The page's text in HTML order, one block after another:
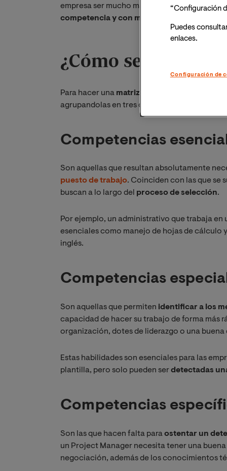
empresa ser mucho más eficiente y poder
competencia y con mayor calidad
¿Cómo se lleva a
Para hacer una matriz de competencias
agrupandolas en tres categorías básicas:
Competencias
Son aquellas que resultan absolutamente
puesto de trabajo. Coinciden con las que se
buscan a lo largo del proceso de selección.
Por ejemplo, un administrativo que trabaja
esenciales como manejo de hojas de cálculo
inglés.
Competencias
Son aquellas que permiten identificar a los
capacidad de hacer su trabajo de forma más
organización, dotes de liderazgo o una
Estas habilidades son esenciales para las
plantilla, pero solo pueden serdetectadas
Competencias
Son las que hacen falta paraostentar un
un Project Manager necesita tener una
negociación, además de los conocimientos
“Configuración
Puedes
enlaces.
Configuración de